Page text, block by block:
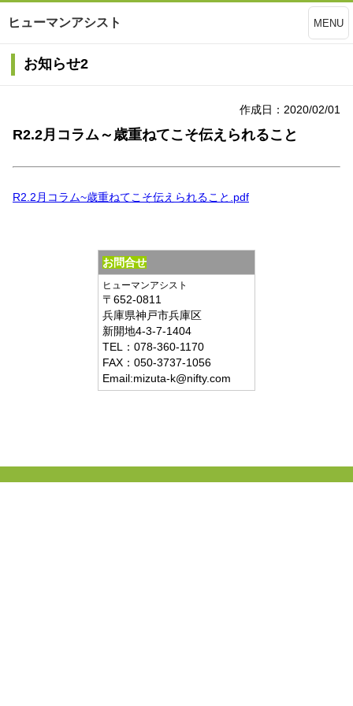
ヒューマンアシスト MENU
お知らせ2
作成日：2020/02/01
R2.2月コラム～歳重ねてこそ伝えられること
R2.2月コラム~歳重ねてこそ伝えられること.pdf
お問合せ
ヒューマンアシスト
〒 652-0811
兵庫県神戸市兵庫区
新開地4-3-7-1404
TEL： 078-360-1170
FAX： 050-3737-1056
Email:mizuta-k@nifty.com